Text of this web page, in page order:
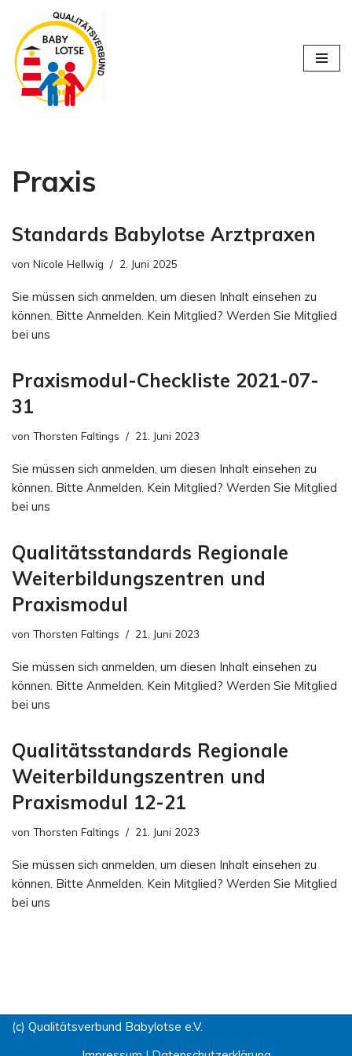
Zum
Inhalt
springen
Praxis
Standards Babylotse Arztpraxen
von Nicole Hellwig 2. Juni 2025
Sie müssen sich anmelden, um diesen Inhalt einsehen zu
können. Bitte Anmelden. Kein Mitglied? Werden Sie Mitglied
bei uns
Praxismodul-Checkliste 2021-07-
31
von Thorsten Faltings 21. Juni 2023
Sie müssen sich anmelden, um diesen Inhalt einsehen zu
können. Bitte Anmelden. Kein Mitglied? Werden Sie Mitglied
bei uns
Qualitätsstandards Regionale
Weiterbildungszentren und
Praxismodul
von Thorsten Faltings 21. Juni 2023
Sie müssen sich anmelden, um diesen Inhalt einsehen zu
können. Bitte Anmelden. Kein Mitglied? Werden Sie Mitglied
bei uns
Qualitätsstandards Regionale
Weiterbildungszentren und
Praxismodul 12-21
von Thorsten Faltings 21. Juni 2023
Sie müssen sich anmelden, um diesen Inhalt einsehen zu
können. Bitte Anmelden. Kein Mitglied? Werden Sie Mitglied
bei uns
(c) Qualitätsverbund Babylotse e.V.